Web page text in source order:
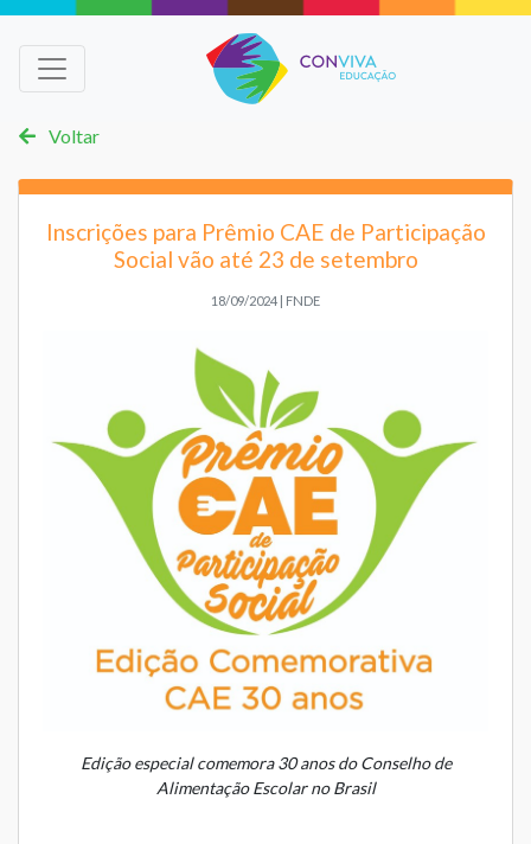
Voltar
Inscrições para Prêmio CAE de Participação
Social vão até 23 de setembro
18/09/2024 | FNDE
Edição especial comemora 30 anos do Conselho de
Alimentação Escolar no Brasil